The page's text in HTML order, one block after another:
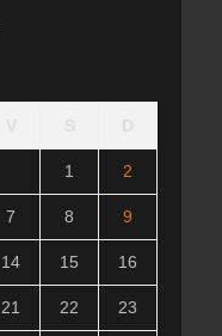
1 2
7 8 9
14 15 16
21 22 23